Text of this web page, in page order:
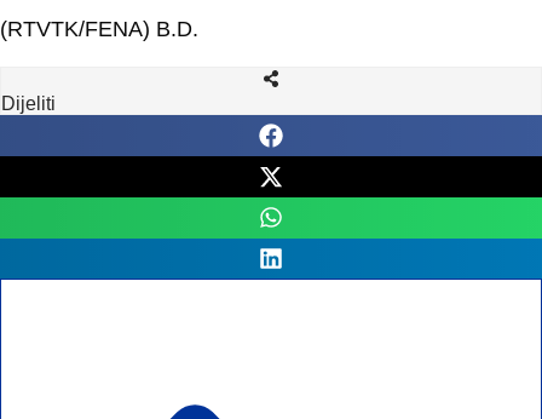
(RTVTK/FENA) B.D.
Dijeliti